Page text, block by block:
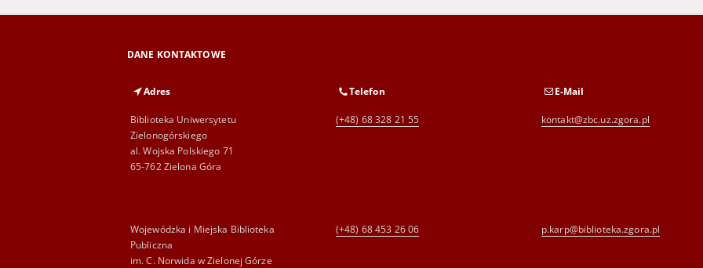
DANE KONTAKTOWE
Adres
Biblioteka Uniwersytetu
Zielonogórskiego
al. Wojska Polskiego 71
65-762 Zielona Góra
Telefon
(+48) 68 328 21 55
E-Mail
kontakt@zbc.uz.zgora.pl
Wojewódzka i Miejska Biblioteka
Publiczna
im. C. Norwida w Zielonej Górze
(+48) 68 453 26 06 p.karp@biblioteka.zgora.pl